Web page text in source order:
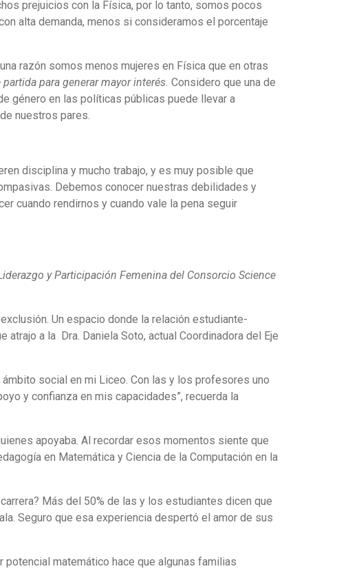
prejuicios con la Física, por lo tanto, somos pocos
alta demanda, menos si consideramos el porcentaje
razón somos menos mujeres en Física que en otras
para generar mayor interés. Considero que una de
género en las políticas públicas puede llevar a
nuestros pares.
disciplina y mucho trabajo, y es muy posible que
Debemos conocer nuestras debilidades y
cuando rendirnos y cuando vale la pena seguir
y Participación Femenina del Consorcio Science
Un espacio donde la relación estudiante-
a la Dra. Daniela Soto, actual Coordinadora del Eje
social en mi Liceo. Con las y los profesores uno
y confianza en mis capacidades”, recuerda la
apoyaba. Al recordar esos momentos siente que
en Matemática y Ciencia de la Computación en la
Más del 50% de las y los estudiantes dicen que
Seguro que esa experiencia despertó el amor de sus
potencial matemático hace que algunas familias